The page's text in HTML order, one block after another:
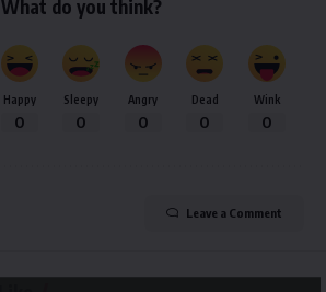
What do you think?
Happy
0
Sleepy
0
Angry
0
Dead
0
Wink
0
Leave a Comment